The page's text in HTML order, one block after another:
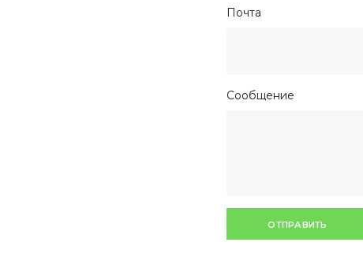
Почта
Cообщение
ОТПРАВИТЬ